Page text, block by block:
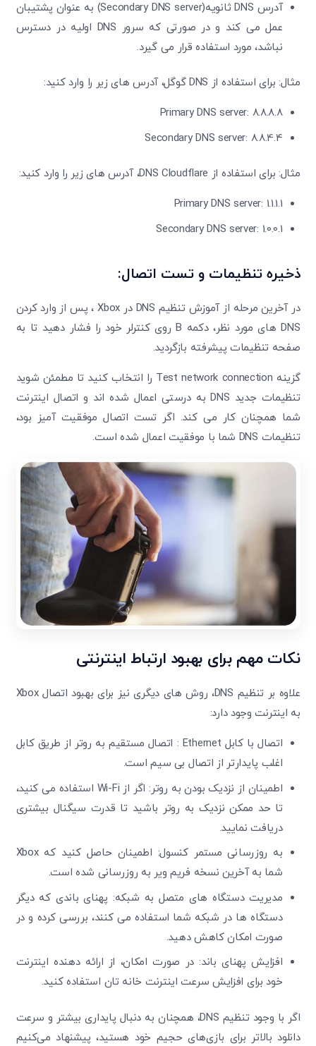
آدرس DNS ثانویه(Secondary DNS server) به عنوان پشتیبان
عمل می‌ کند و در صورتی که سرور DNS اولیه در دسترس
نباشد، مورد استفاده قرار می ‌گیرد.
مثال: برای استفاده از DNS گوگل، آدرس‌ های زیر را وارد کنید:
Primary DNS server: 8.8.8.8
Secondary DNS server: 8.8.4.4
مثال: برای استفاده از DNS Cloudflare، آدرس ‌های زیر را وارد کنید:
Primary DNS server: 1.1.1.1
Secondary DNS server: 1.0.0.1
ذخیره تنظیمات و تست اتصال:
در آخرین مرحله از آموزش تنظیم DNS در Xbox ، پس از وارد کردن
DNS های مورد نظر، دکمه B روی کنترلر خود را فشار دهید تا به
صفحه تنظیمات پیشرفته بازگردید.
گزینه Test network connection را انتخاب کنید تا مطمئن شوید
تنظیمات جدید DNS به درستی اعمال شده ‌اند و اتصال اینترنت
شما همچنان کار می‌ کند. اگر تست اتصال موفقیت ‌آمیز بود،
تنظیمات DNS شما با موفقیت اعمال شده است.
نکات مهم برای بهبود ارتباط اینترنتی
علاوه بر تنظیم DNS، روش ‌های دیگری نیز برای بهبود اتصال Xbox
به اینترنت وجود دارد:
اتصال با کابل Ethernet : اتصال مستقیم به روتر از طریق کابل
اغلب پایدارتر از اتصال بی ‌سیم است.
اطمینان از نزدیک بودن به روتر: اگر از Wi-Fi استفاده می ‌کنید،
تا حد ممکن نزدیک به روتر باشید تا قدرت سیگنال بیشتری
دریافت نمایید.
به ‌روزرسانی مستمر کنسول: اطمینان حاصل کنید که Xbox
شما به آخرین نسخه فریم ویر به‌ روزرسانی شده است.
مدیریت دستگاه‌ های متصل به شبکه: پهنای باندی که دیگر
دستگاه‌ ها در شبکه شما استفاده می ‌کنند، بررسی کرده و در
صورت امکان کاهش دهید.
افزایش پهنای باند: در صورت امکان، از ارائه‌ دهنده اینترنت
خود برای افزایش سرعت اینترنت خانه‌ تان استفاده کنید.
اگر با وجود تنظیم DNS، همچنان به دنبال پایداری بیشتر و سرعت
دانلود بالاتر برای بازی‌های حجیم خود هستید، پیشنهاد می‌کنیم